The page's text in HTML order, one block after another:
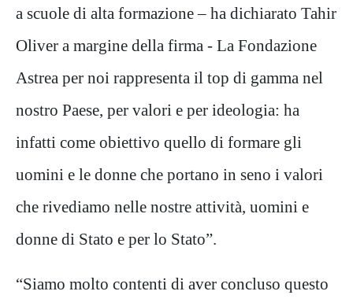
a scuole di alta formazione – ha dichiarato Tahir
Oliver a margine della firma - La Fondazione
Astrea per noi rappresenta il top di gamma nel
nostro Paese, per valori e per ideologia: ha
infatti come obiettivo quello di formare gli
uomini e le donne che portano in seno i valori
che rivediamo nelle nostre attività, uomini e
donne di Stato e per lo Stato”.
“Siamo molto contenti di aver concluso questo